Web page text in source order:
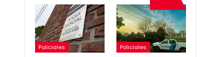
Policiales Policiales